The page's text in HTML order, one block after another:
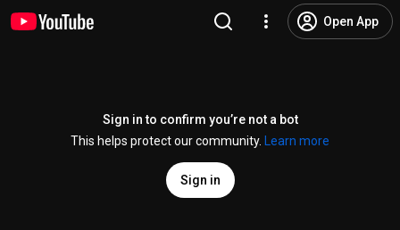
Open App
Sign in to confirm you’re not a bot
This helps protect our community.
Learn more
Sign in